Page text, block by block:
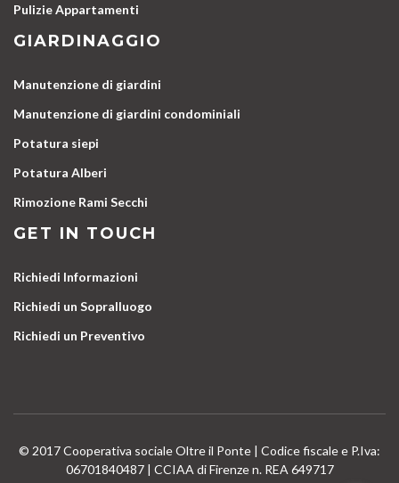
Pulizie Appartamenti
GIARDINAGGIO
Manutenzione di giardini
Manutenzione di giardini condominiali
Potatura siepi
Potatura Alberi
Rimozione Rami Secchi
GET IN TOUCH
Richiedi Informazioni
Richiedi un Sopralluogo
Richiedi un Preventivo
© 2017 Cooperativa sociale Oltre il Ponte | Codice fiscale e P.Iva:
06701840487 | CCIAA di Firenze n. REA 649717